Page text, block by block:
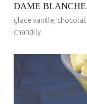
Posted on:
30 Mai 2017
Written by:
administrateur
DAME BLANCHE
glace vanille,
chantilly